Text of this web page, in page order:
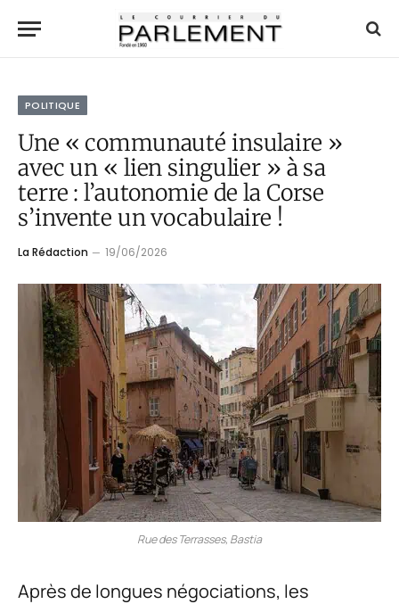
POLITIQUE
Une « communauté insulaire »
avec un « lien singulier » à sa
terre : l’autonomie de la Corse
s’invente un vocabulaire !
La Rédaction 19/06/2026
Rue des Terrasses, Bastia
Après de longues négociations, les